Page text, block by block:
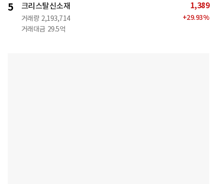
5 크리스탈신소재
거래량 2,193,714
거래대금 29.5억
1,389
+29.93%